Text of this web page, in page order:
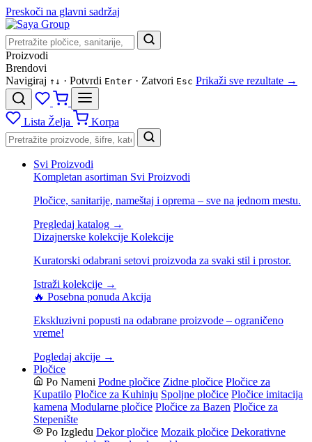
Preskoči na glavni sadržaj
Proizvodi
Brendovi
Navigiraj ↑ ↓ · Potvrdi Enter · Zatvori Esc Prikaži sve rezultate →
Lista Želja Korpa
Svi Proizvodi
Kompletan asortiman Svi Proizvodi
Pločice, sanitarije, nameštaj i oprema – sve na jednom mestu.
Pregledaj katalog →
Dizajnerske kolekcije Kolekcije
Kuratorski odabrani setovi proizvoda za svaki stil i prostor.
Istraži kolekcije →
🔥 Posebna ponuda Akcija
Ekskluzivni popusti na odabrane proizvode – ograničeno
vreme!
Pogledaj akcije →
Pločice
Po Nameni Podne pločice Zidne pločice Pločice za
Kupatilo Pločice za Kuhinju Spoljne pločice Pločice imitacija
kamena Modularne pločice Pločice za Bazen Pločice za
Stepenište
Po Izgledu Dekor pločice Mozaik pločice Dekorativne